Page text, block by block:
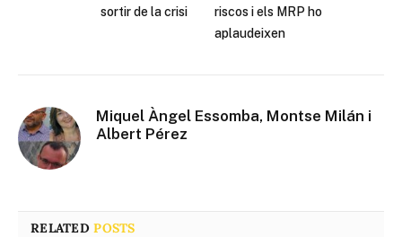
sortir de la crisi
riscos i els MRP ho
aplaudeixen
Miquel Àngel Essomba, Montse Milán i
Albert Pérez
RELATEDPOSTS